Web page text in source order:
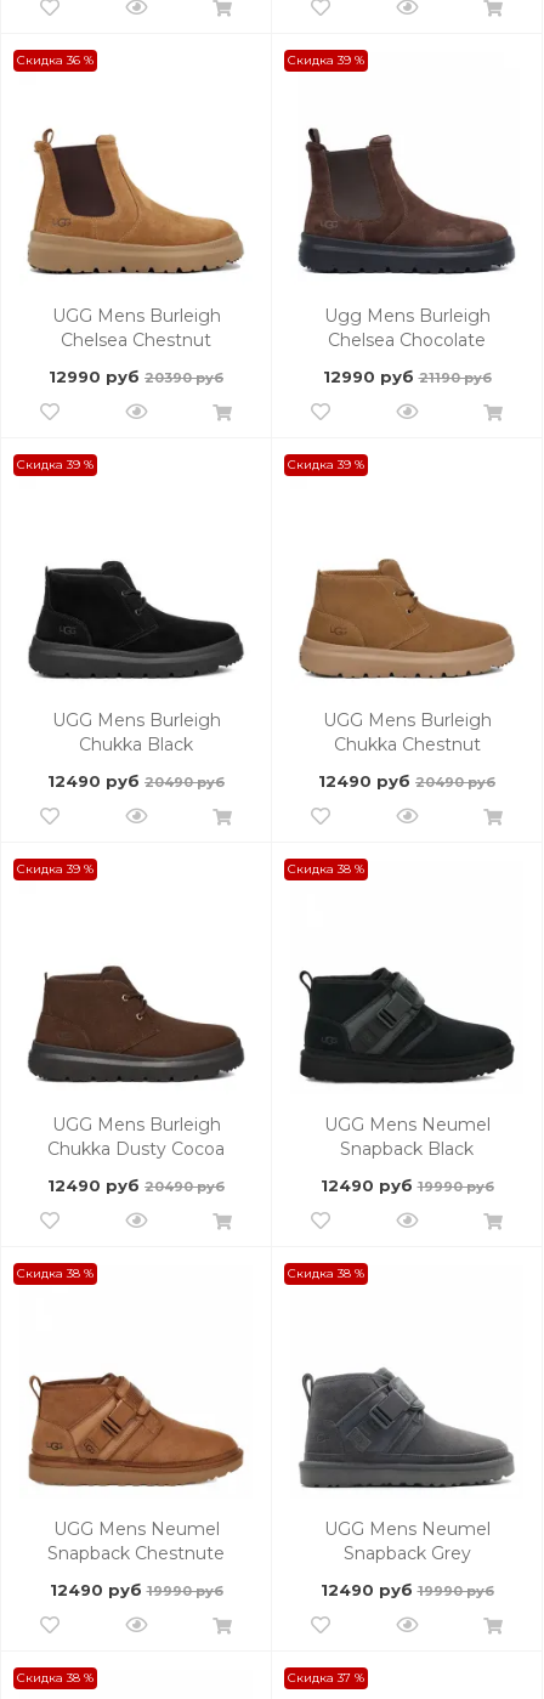
Скидка 36 %
UGG Mens Burleigh
Chelsea Chestnut
12990 руб 20390 руб
Скидка 39 %
Ugg Mens Burleigh
Chelsea Chocolate
12990 руб 21190 руб
Скидка 39 %
UGG Mens Burleigh
Chukka Black
12490 руб 20490 руб
Скидка 39 %
UGG Mens Burleigh
Chukka Chestnut
12490 руб 20490 руб
Скидка 39 %
UGG Mens Burleigh
Chukka Dusty Cocoa
12490 руб 20490 руб
Скидка 38 %
UGG Mens Neumel
Snapback Black
12490 руб 19990 руб
Скидка 38 %
UGG Mens Neumel
Snapback Chestnute
12490 руб 19990 руб
Скидка 38 %
UGG Mens Neumel
Snapback Grey
12490 руб 19990 руб
Скидка 38 % Скидка 37 %